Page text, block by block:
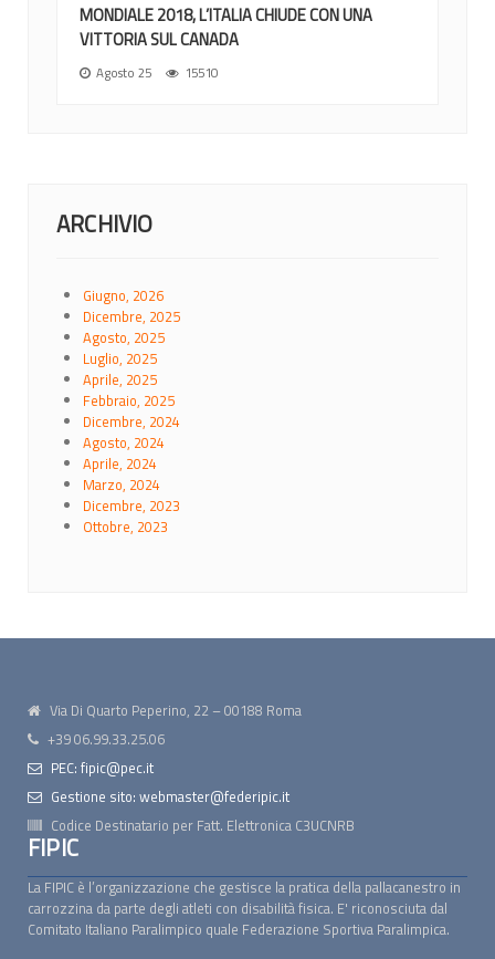
MONDIALE 2018, L’ITALIA CHIUDE CON UNA
VITTORIA SUL CANADA
Agosto 25 15510
ARCHIVIO
Giugno, 2026
Dicembre, 2025
Agosto, 2025
Luglio, 2025
Aprile, 2025
Febbraio, 2025
Dicembre, 2024
Agosto, 2024
Aprile, 2024
Marzo, 2024
Dicembre, 2023
Ottobre, 2023
Via Di Quarto Peperino, 22 – 00188 Roma
+39 06.99.33.25.06
PEC: fipic@pec.it
Gestione sito: webmaster@federipic.it
Codice Destinatario per Fatt. Elettronica C3UCNRB
FIPIC
La FIPIC è l’organizzazione che gestisce la pratica della pallacanestro in
carrozzina da parte degli atleti con disabilità fisica. E' riconosciuta dal
Comitato Italiano Paralimpico quale Federazione Sportiva Paralimpica.